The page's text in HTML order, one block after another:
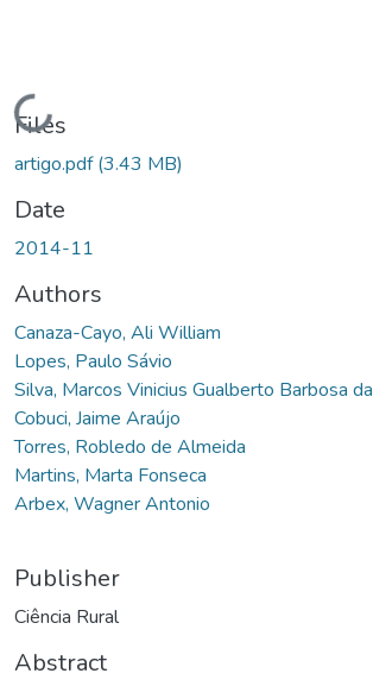
Loading...
Files
artigo.pdf(3.43 MB)
Date
2014-11
Authors
Canaza-Cayo, Ali William
Lopes, Paulo Sávio
Silva, Marcos Vinicius Gualberto Barbosa da
Cobuci, Jaime Araújo
Torres, Robledo de Almeida
Martins, Marta Fonseca
Arbex, Wagner Antonio
Publisher
Ciência Rural
Abstract